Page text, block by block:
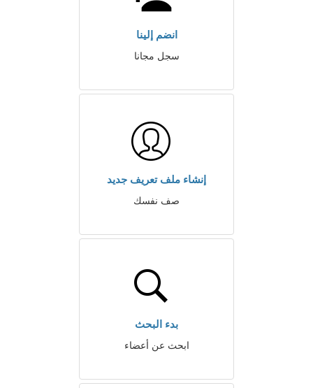
انضم إلينا
سجل مجانا
إنشاء ملف تعريف جديد
صف نفسك
بدء البحث
ابحث عن أعضاء